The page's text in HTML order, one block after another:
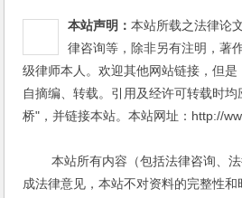
本站声明：本站所载之法律论
律咨询等，除非另有注明，著
级律师本人。欢迎其他网站链接，但
自摘编、转载。引用及经许可转载时
桥"，并链接本站。本站网址：http://
本站所有内容（包括法律咨询、法
成法律意见，本站不对资料的完整性